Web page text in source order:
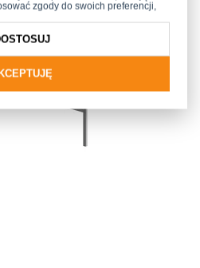
zgody do swoich preferencji,